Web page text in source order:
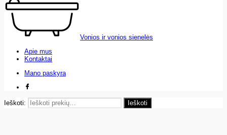
Vonios ir vonios sienelės
Apie mus
Kontaktai
Mano paskyra
Ieškoti: Ieškoti